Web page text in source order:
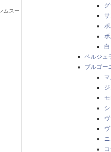
ムスー-
サ
白
ベルジュ
ブルゴー
ヴ